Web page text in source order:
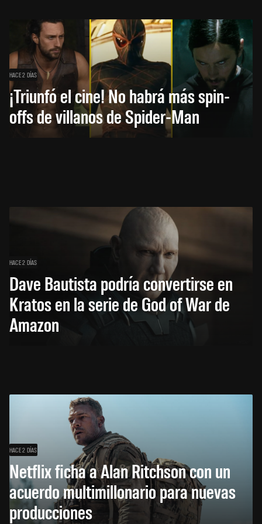
HACE 2 DÍAS
¡Triunfó el cine! No habrá más spin-
offs de villanos de Spider-Man
HACE 2 DÍAS
Dave Bautista podría convertirse en
Kratos en la serie de God of War de
Amazon
HACE 2 DÍAS
Netflix ficha a Alan Ritchson con un
acuerdo multimillonario para nuevas
producciones